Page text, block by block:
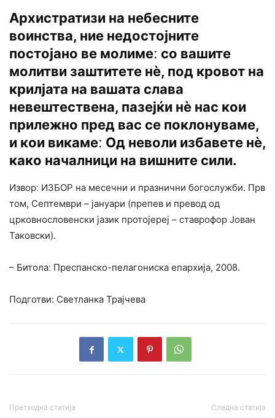
Архистратизи на небесните
воинства, ние недостојните
постојано ве молимеː со вашите
молитви заштитете нѐ, под кровот на
крилјата на вашата слава
невештествена, пазејќи нѐ нас кои
прилежно пред вас се поклонуваме,
и кои викамеː Од неволи избавете нѐ,
како началници на вишните сили.
Изворː ИЗБОР на месечни и празнични богослужби. Прв
том, Септември – јануари (препев и превод од
црковнословенски јазик протојереј – ставрофор Јован
Таковски).
– Битолаː Преспанско-пелагониска епархија, 2008.
Подготви: Светланка Трајчева
Претходна статија Следна статија